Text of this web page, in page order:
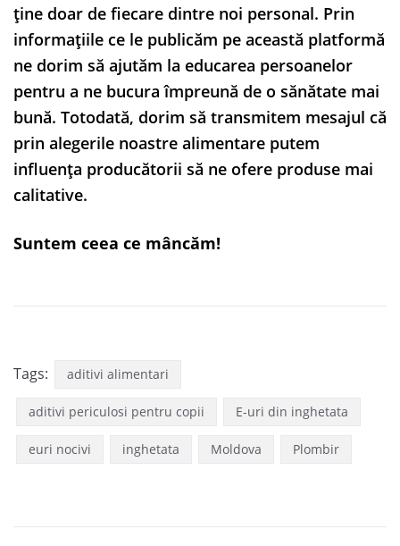
ține doar de fiecare dintre noi personal. Prin
informațiile ce le publicăm pe această platformă
ne dorim să ajutăm la educarea persoanelor
pentru a ne bucura împreună de o sănătate mai
bună. Totodată, dorim să transmitem mesajul că
prin alegerile noastre alimentare putem
influența producătorii să ne ofere produse mai
calitative.
Suntem ceea ce mâncăm!
Tags: aditivi alimentari
aditivi periculosi pentru copii E-uri din inghetata
euri nocivi inghetata Moldova Plombir